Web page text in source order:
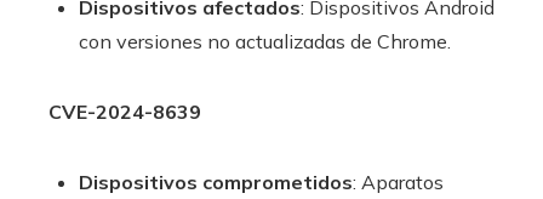
Dispositivos afectados: Dispositivos Android
con versiones no actualizadas de Chrome.
CVE-2024-8639
Dispositivos comprometidos: Aparatos